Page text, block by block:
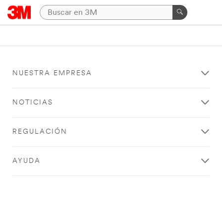
NUESTRA EMPRESA
NOTICIAS
REGULACIÓN
AYUDA